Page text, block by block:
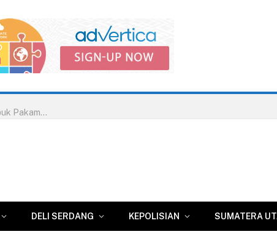
LSM GRPK Soroti Dugaan Kejanggalan Putusan PN Lubuk Pakam, Siap Laporkan Majelis Hakim ke Bawas MA RI dan Komisi Yudisial RI
DELI SERDANG KEPOLISIAN SUMATERA